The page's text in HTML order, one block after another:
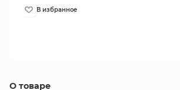
О товаре